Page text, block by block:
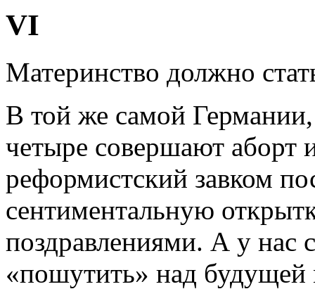
VI
Материнство должно
В той же самой
четыре совершают аборт
реформистский завком
сентиментальную
поздравлениями. А у нас
«пошутить» над будущей